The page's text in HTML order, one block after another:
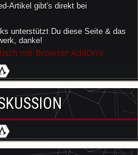
Artikel gibt's direkt bei
unterstützt Du diese Seite & das
danke!
mit Browser AddOn's